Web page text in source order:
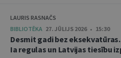
LAURIS RASNAČS
BIBLIOTĒKA 27. JŪLIJS 2026 • 15:30
Desmit gadi bez
Ia regulas un Latvijas tiesību